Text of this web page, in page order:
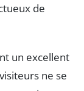
de
un excellent
ne se